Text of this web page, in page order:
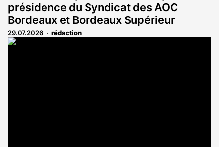
présidence du Syndicat des AOC
Bordeaux et Bordeaux Supérieur
29.07.2026 rédaction